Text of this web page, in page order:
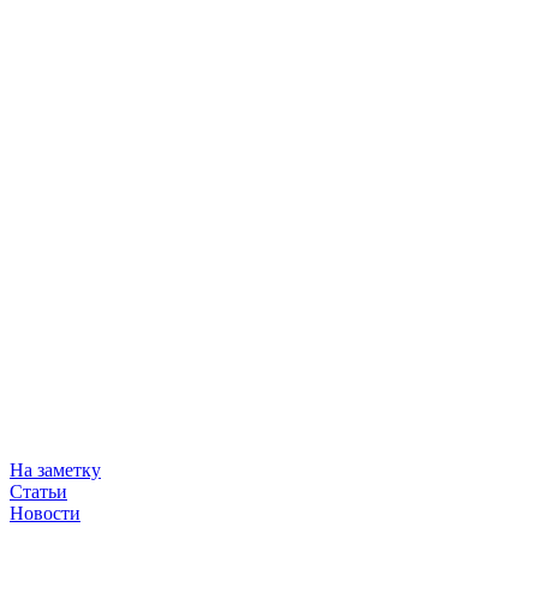
На заметку
Статьи
Новости